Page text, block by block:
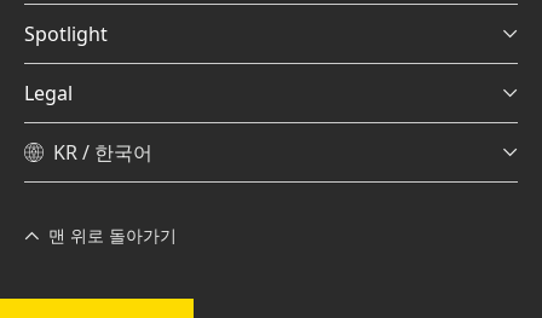
Spotlight
Legal
KR / 한국어
맨 위로 돌아가기